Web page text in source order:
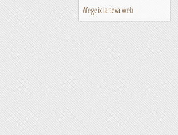
Afegeix la teva web